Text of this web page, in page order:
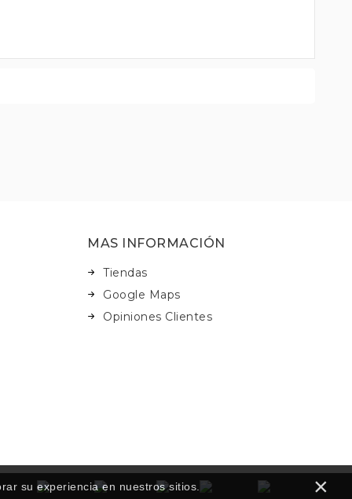
MAS INFORMACIÓN
Tiendas
Google Maps
Opiniones Clientes
su experiencia en nuestros sitios. ×